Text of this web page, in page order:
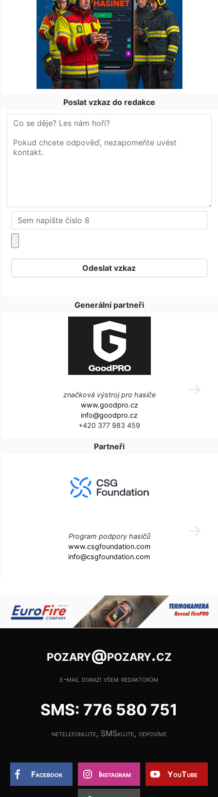
Poslat vzkaz do redakce
Generální partneři
značková výstroj pro hasiče
www.goodpro.cz
info@goodpro.cz
+420 377 983 459
Partneři
Program podpory hasičů
www.csgfoundation.com
info@csgfoundation.com
pozary@pozary.cz
e-mail dorazí všem redaktorům
SMS: 776 580 751
netelefonujte, SMSkujte, odpovíme
Facebook Instagram YouTube